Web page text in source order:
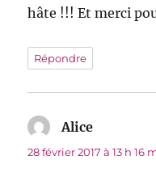
hâte !!! Et merci
Répondre
Alice
28 février 2017 à 13 h 16